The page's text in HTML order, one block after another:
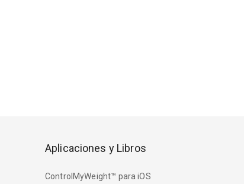
Aplicaciones y Libros
ControlMyWeight™ para iOS